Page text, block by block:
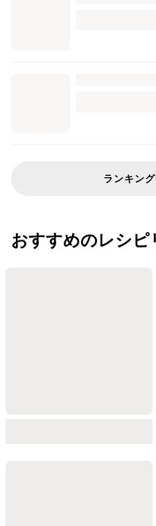
ランキン
おすすめのレシピ